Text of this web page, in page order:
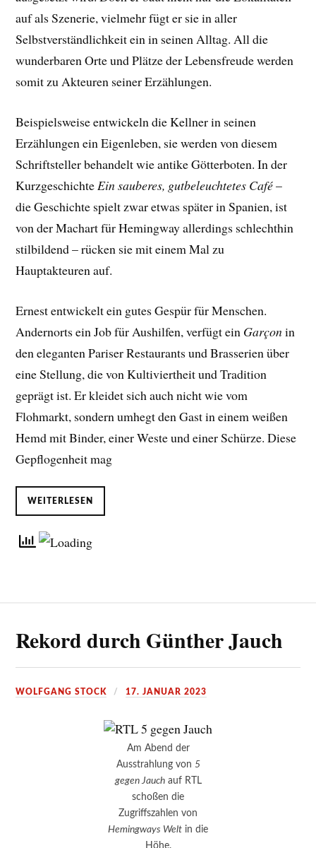
auf als Szenerie, vielmehr fügt er sie in aller
Selbstverständlichkeit ein in seinen Alltag. All die
wunderbaren Orte und Plätze der Lebensfreude werden
somit zu Akteuren seiner Erzählungen.
Beispielsweise entwickeln die Kellner in seinen
Erzählungen ein Eigenleben, sie werden von diesem
Schriftsteller behandelt wie antike Götterboten. In der
KurzgeschichteEin sauberes, gutbeleuchtetes Café–
die Geschichte spielt zwar etwas später in Spanien, ist
von der Machart für Hemingway allerdings schlechthin
stilbildend – rücken sie mit einem Mal zu
Hauptakteuren auf.
Ernest entwickelt ein gutes Gespür für Menschen.
Andernorts ein Job für Aushilfen, verfügt ein Garçonin
den eleganten Pariser Restaurants und Brasserien über
eine Stellung, die von Kultiviertheit und Tradition
geprägt ist. Er kleidet sich auch nicht wie vom
Flohmarkt, sondern umhegt den Gast in einem weißen
Hemd mit Binder, einer Weste und einer Schürze. Diese
Gepflogenheit mag
WEITERLESEN
Rekord durch Günther Jauch
WOLFGANG STOCK 17. JANUAR 2023
Am Abend der
Ausstrahlung von 5
gegen Jauchauf RTL
schoßen die
Zugriffszahlen von
Hemingways Welt in die
Höhe.